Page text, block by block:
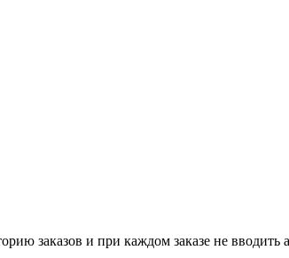
заказов и при каждом заказе не вводить